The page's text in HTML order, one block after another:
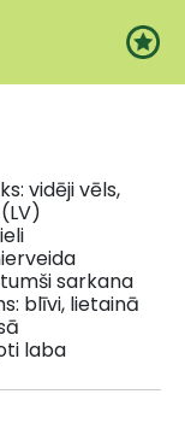
vidēji vēls,
sarkana
blīvi, lietainā
laba